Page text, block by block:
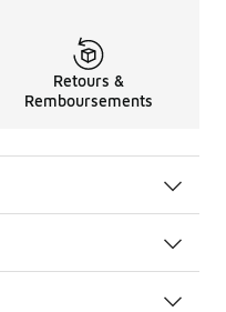
Retours &
Remboursements